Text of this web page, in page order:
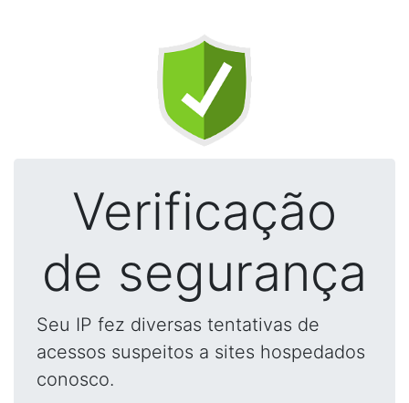
Verificação
de segurança
Seu IP fez diversas tentativas de
acessos suspeitos a sites hospedados
conosco.